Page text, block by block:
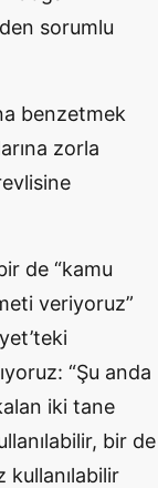
sorumlu
benzetmek
zorla
de “kamu
veriyoruz”
“Şu anda
iki tane
bir de
kullanılabilir